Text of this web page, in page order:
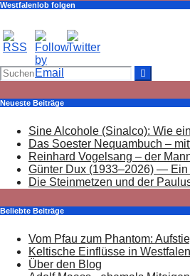
Westfalenlob folgen
Neueste Beiträge
Sine Alcohole (Sinalco): Wie
Das Soester Nequambuch –
Reinhard Vogelsang – der
Günter Dux (1933–2026) —
Die Steinmetzen und der
Beliebte Beiträge
Vom Pfau zum Phantom:
Keltische Einflüsse in Westfalen
Über den Blog